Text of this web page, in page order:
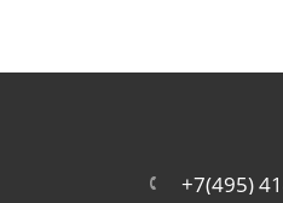
+7(495)